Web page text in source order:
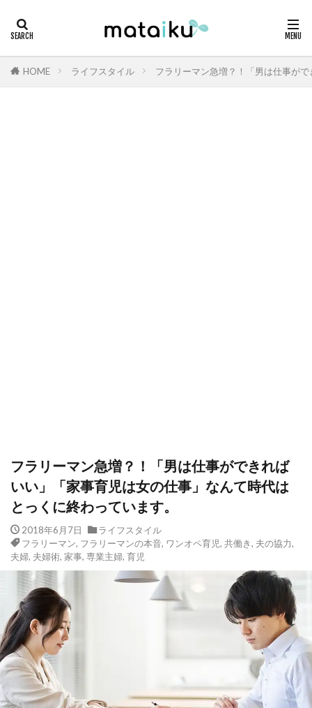
HOME ライフスタイル フラリーマン急増？！「男は仕事が
フラリーマン急増？！「男は仕事ができれば
いい」「家事育児は女の仕事」なんて時代は
とっくに終わっています。
2018年6月7日
ライフスタイル
フラリーマン, フラリーマンの本音, ワンオペ育児, 共働き, 夫の協力,
夫婦, 夫婦術, 家事, 専業主婦, 育児